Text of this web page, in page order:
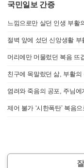
국민일보 간증
느낌으로만 살던 인생 부활
절벽 앞에 섰던 신앙생활
머리에만 머물렀던 복음 뜨
친구에 목말랐던 삶, 부활의
염려와 죽음의 공포, 주님에
제어 불가 ‘시한폭탄’ 복음